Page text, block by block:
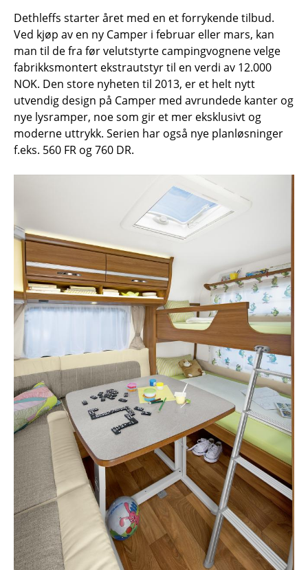
Dethleffs starter året med en et forrykende tilbud.
Ved kjøp av en ny Camper i februar eller mars, kan
man til de fra før velutstyrte campingvognene velge
fabrikksmontert ekstrautstyr til en verdi av 12.000
NOK. Den store nyheten til 2013, er et helt nytt
utvendig design på Camper med avrundede kanter og
nye lysramper, noe som gir et mer eksklusivt og
moderne uttrykk. Serien har også nye planløsninger
f.eks. 560 FR og 760 DR.